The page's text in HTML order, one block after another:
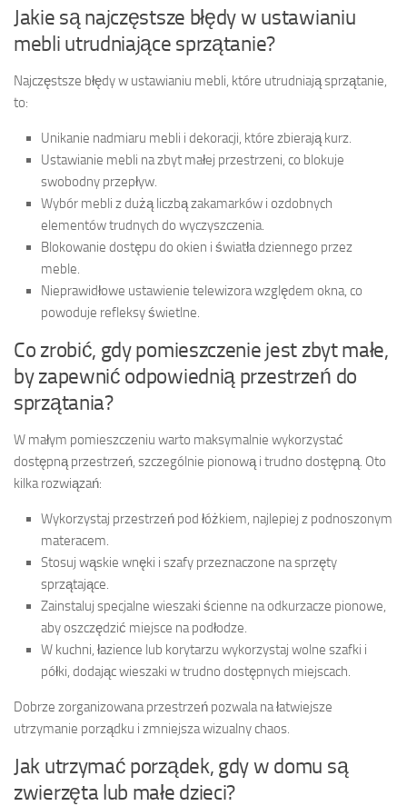
Jakie są najczęstsze błędy w ustawianiu
mebli utrudniające sprzątanie?
Najczęstsze błędy w ustawianiu mebli, które utrudniają sprzątanie,
to:
Unikanie nadmiaru mebli i dekoracji, które zbierają kurz.
Ustawianie mebli na zbyt małej przestrzeni, co blokuje
swobodny przepływ.
Wybór mebli z dużą liczbą zakamarków i ozdobnych
elementów trudnych do wyczyszczenia.
Blokowanie dostępu do okien i światła dziennego przez
meble.
Nieprawidłowe ustawienie telewizora względem okna, co
powoduje refleksy świetlne.
Co zrobić, gdy pomieszczenie jest zbyt małe,
by zapewnić odpowiednią przestrzeń do
sprzątania?
W małym pomieszczeniu warto maksymalnie wykorzystać
dostępną przestrzeń, szczególnie pionową i trudno dostępną. Oto
kilka rozwiązań:
Wykorzystaj przestrzeń pod łóżkiem, najlepiej z podnoszonym
materacem.
Stosuj wąskie wnęki i szafy przeznaczone na sprzęty
sprzątające.
Zainstaluj specjalne wieszaki ścienne na odkurzacze pionowe,
aby oszczędzić miejsce na podłodze.
W kuchni, łazience lub korytarzu wykorzystaj wolne szafki i
półki, dodając wieszaki w trudno dostępnych miejscach.
Dobrze zorganizowana przestrzeń pozwala na łatwiejsze
utrzymanie porządku i zmniejsza wizualny chaos.
Jak utrzymać porządek, gdy w domu są
zwierzęta lub małe dzieci?